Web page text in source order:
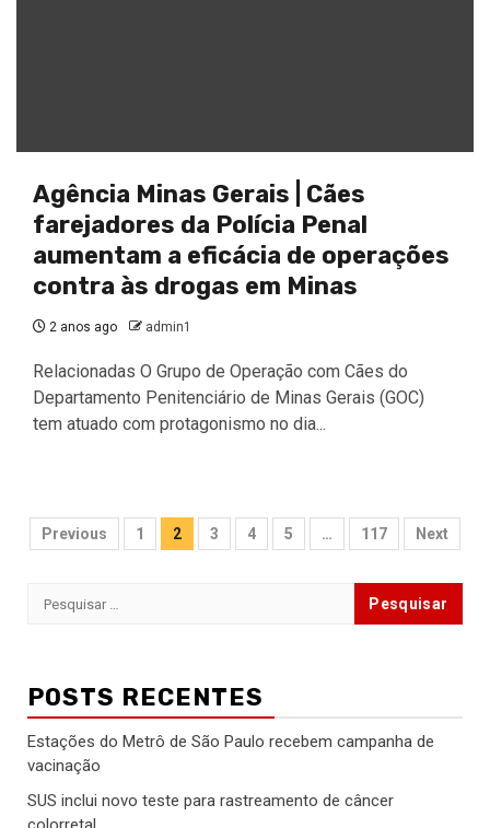
Agência Minas Gerais | Cães
farejadores da Polícia Penal
aumentam a eficácia de operações
contra às drogas em Minas
2 anos ago admin1
Relacionadas O Grupo de Operação com Cães do
Departamento Penitenciário de Minas Gerais (GOC)
tem atuado com protagonismo no dia...
Paginação
posts
Previous 1 2 3 4 5 … 117 Next
Pesquisar
POSTS RECENTES
Estações do Metrô de São Paulo recebem campanha de
vacinação
SUS inclui novo teste para rastreamento de câncer